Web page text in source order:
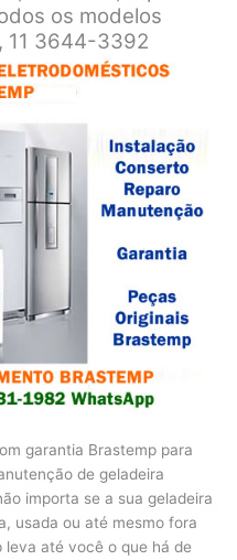
os modelos
11 3644-3392
garantia Brastemp para
de geladeira
importa se a sua geladeira
usada ou até mesmo fora
leva até você o que há de